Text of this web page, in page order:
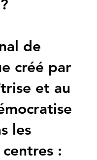
de
créé par
et au
les
: